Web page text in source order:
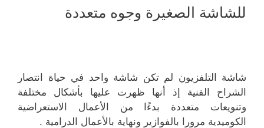
للشاشة الصغيرة وجوه متعددة
شاشة التلفزيون لم تكن شاشة واحد في حياة انتصار
الشراح الفنية إذ أنها ظهرت عليها بأشكال مختلفة
وتنويعات متعددة بدءًا من الأعمال الاستعراضية
الكوميدية مرورا بالفوازير ونهاية بالأعمال الدرامية .